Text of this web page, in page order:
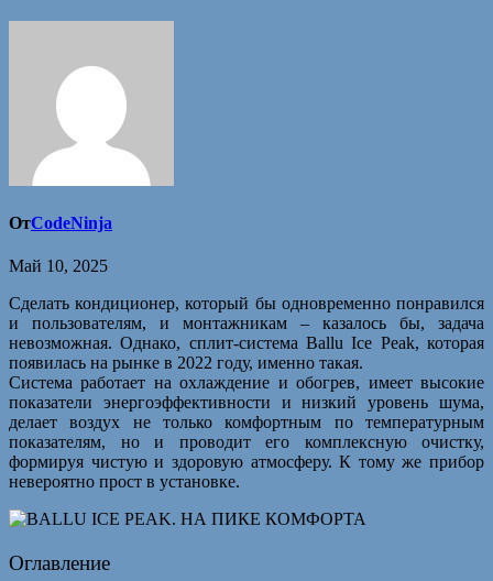
ОтCodeNinja
Май 10, 2025
Сделать кондиционер, который бы одновременно понравился
и пользователям, и монтажникам – казалось бы, задача
невозможная. Однако, сплит-система Ballu Ice Peak, которая
появилась на рынке в 2022 году, именно такая.
Система работает на охлаждение и обогрев, имеет высокие
показатели энергоэффективности и низкий уровень шума,
делает воздух не только комфортным по температурным
показателям, но и проводит его комплексную очистку,
формируя чистую и здоровую атмосферу. К тому же прибор
невероятно прост в установке.
Оглавление